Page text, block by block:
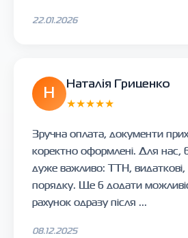
22.01.2026
Н
Наталія Гриценко
★★★★★
Зручна оплата, документи
коректно оформлені. Для нас,
дуже важливо: ТТН,
порядку. Ще б додати
рахунок одразу після ...
08.12.2025